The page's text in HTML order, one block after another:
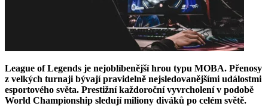
League of Legends je nejoblíbenější hrou typu MOBA. Přenosy
z velkých turnaji bývají pravidelně nejsledovanějšími událostmi
esportového světa. Prestižní každoroční vyvrcholení v podobě
World Championship sledují miliony diváků po celém světě.